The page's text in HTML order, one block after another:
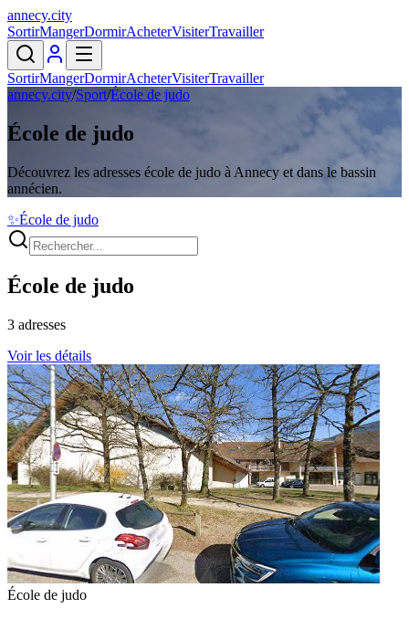
annecy.city
SortirMangerDormirAcheterVisiterTravailler
SortirMangerDormirAcheterVisiterTravailler
annecy.city/Sport/École de judo
École de judo
Découvrez les adresses école de judo à Annecy et dans le bassin
annécien.
✨École de judo
École de judo
3 adresses
Voir les détails
École de judo